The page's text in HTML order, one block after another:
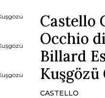
Castello
Occhio
Billard
Kuşgözü
CASTELLO